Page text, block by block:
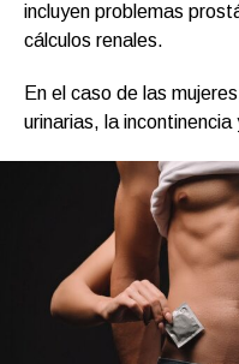
incluyen problemas
cálculos renales.
En el caso de las
urinarias, la